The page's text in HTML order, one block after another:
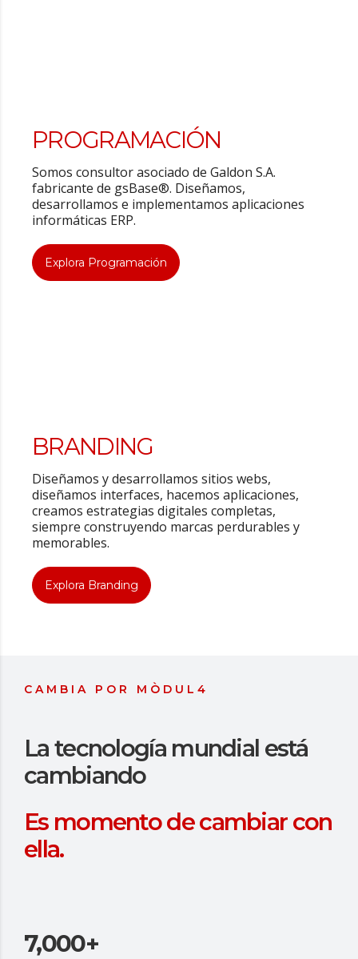
PROGRAMACIÓN
Somos consultor asociado de Galdon S.A.
fabricante de gsBase®. Diseñamos,
desarrollamos e implementamos aplicaciones
informáticas ERP.
Explora Programación
BRANDING
Diseñamos y desarrollamos sitios webs,
diseñamos interfaces, hacemos aplicaciones,
creamos estrategias digitales completas,
siempre construyendo marcas perdurables y
memorables.
Explora Branding
CAMBIA POR MÒDUL4
La tecnología mundial está
cambiando
Es momento de cambiar con
ella.
7,000+